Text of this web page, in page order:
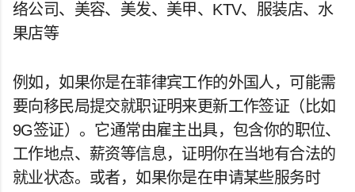
络公司、美容、美发、美甲、KTV、服装店、水
果店等
例如，如果你是在菲律宾工作的外国人，可能需
要向移民局提交就职证明来更新工作签证（比如
9G签证）。它通常由雇主出具，包含你的职位、
工作地点、薪资等信息，证明你在当地有合法的
就业状态。或者，如果你是在申请某些服务时